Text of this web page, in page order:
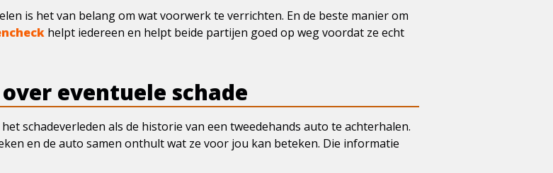
is het van belang om wat voorwerk te verrichten. En de beste manier om
helpt iedereen en helpt beide partijen goed op weg voordat ze echt
eventuele schade
schadeverleden als de historie van een tweedehands auto te achterhalen.
en de auto samen onthult wat ze voor jou kan beteken. Die informatie